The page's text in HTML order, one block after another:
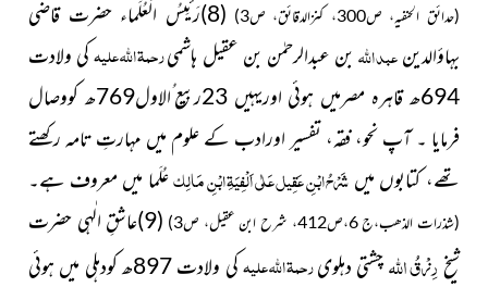
(حدائق الحنفیہ، ص300، کنزالدقائق، ص3)
(8)رَئِیسُ الْعُلَماء حضرت قاضی
بہاؤالدینعبد اللہ بن عبدالرحمٰن بن عقیل ہاشمیرحمۃ اللہ علیہکی ولادت
694ھ قاہرہ مصرمیں ہوئی اوریہیں 23ربیع ُالاول769ھ کووصال
فرمایا ۔ آپ نحو، فقہ، تفسیر اورادب کے علوم میں مہارتِ تامہ رکھتے
تھے، کتابوں میں شَرْحُ ابْنِ عَقِیل عَلٰی اَلْفِیَۃِ ابْنِ مَالِکعُلَما میں معروف ہے۔
(شذرات الذھب،ج 6،ص412، شرح ابن عقیل، ص3)
(9)عاشقِ الٰہی حضرت
شیخرِزْقُاللہ چشتی دہلویرحمۃ اللہ علیہ
کی ولادت 897ھ کودہلی میں ہوئی